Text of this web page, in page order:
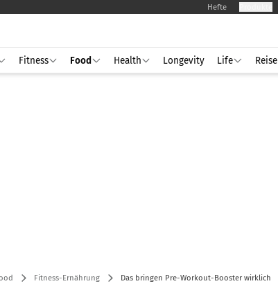
Hefte
Fitness Food Health Longevity Life Reise
Fitness-Ernährung Das bringen Pre-Workout-Booster wirklich